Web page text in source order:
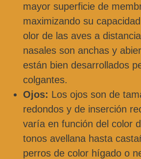
mayor superficie de
maximizando su
olor de las aves a
nasales son anchas y
están bien desarrollados
colgantes.
Ojos: Los ojos son de
redondos y de inserción
varía en función del color
tonos avellana hasta
perros de color hígado o